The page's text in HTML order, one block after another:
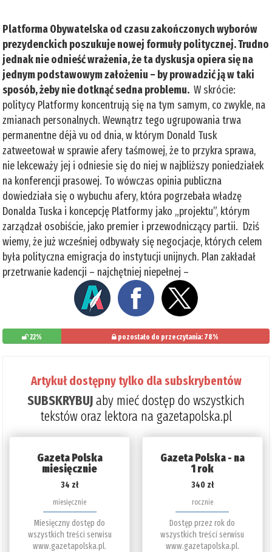
Platforma Obywatelska od czasu zakończonych wyborów
prezydenckich poszukuje nowej formuły politycznej. Trudno
jednak nie odnieść wrażenia, że ta dyskusja opiera się na
jednym podstawowym założeniu – by prowadzić ją w taki
sposób, żeby nie dotknąć sedna problemu. W skrócie:
politycy Platformy koncentrują się na tym samym, co zwykle, na
zmianach personalnych. Wewnątrz tego ugrupowania trwa
permanentne déjà vu od dnia, w którym Donald Tusk
zatweetował w sprawie afery taśmowej, że to przykra sprawa,
nie lekceważy jej i odniesie się do niej w najbliższy poniedziałek
na konferencji prasowej. To wówczas opinia publiczna
dowiedziała się o wybuchu afery, która pogrzebała władzę
Donalda Tuska i koncepcję Platformy jako „projektu”, którym
zarządzał osobiście, jako premier i przewodniczący partii. Dziś
wiemy, że już wcześniej odbywały się negocjacje, których celem
była polityczna emigracja do instytucji unijnych. Plan zakładał
przetrwanie kadencji – najchętniej niepełnej –
22% pozostało do przeczytania: 78%
Artykuł dostępny tylko dla subskrybentów
SUBSKRYBUJaby mieć dostęp do wszystkich
tekstów oraz lektora na gazetapolska.pl
Gazeta Polska
miesięcznie
34 zł
miesięcznie
Miesięczny dostęp do
wszystkich treści serwisu
www.gazetapolska.pl.
Gazeta Polska - na
1 rok
340 zł
rocznie
Dostęp przez rok do
wszystkich treści serwisu
www.gazetapolska.pl.